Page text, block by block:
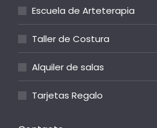
Escuela de Arteterapia
Taller de Costura
Alquiler de salas
Tarjetas Regalo